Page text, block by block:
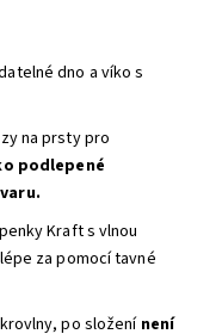
dno a víko s
na prsty pro
podlepené
Kraft s vlnou
za pomocí tavné
po složení není